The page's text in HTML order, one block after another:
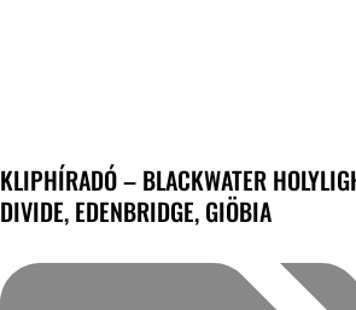
KLIPHÍRADÓ – BLACKWATER
DIVIDE, EDENBRIDGE, GIÖBIA